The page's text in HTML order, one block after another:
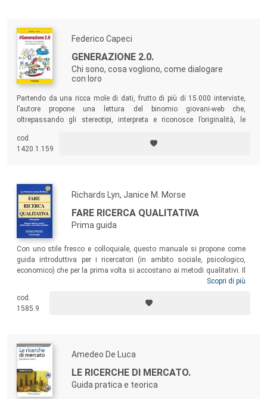
Federico Capeci
GENERAZIONE 2.0.
Chi sono, cosa vogliono, come dialogare
con loro
Partendo da una ricca mole di dati, frutto di più di 15.000 interviste,
l’autore propone una lettura del binomio giovani-web che,
oltrepassando gli stereotipi, interpreta e riconosce l’originalità, le
generazione che si è costruita la sua identità nel mondo digitale, anzi
nelpartecipativo
cod.
1420.1.159
Richards Lyn, Janice M. Morse
FARE RICERCA QUALITATIVA
Prima guida
Con uno stile fresco e colloquiale, questo manuale si propone come
guida introduttiva per i ricercatori (in ambito sociale, psicologico,
economico) che per la prima volta si accostano ai metodi qualitativi. Il
testo affianca alle indicazioni pratiche per superare le sfide insite nelle
comunicazione dei risultati, una ricca bibliografia di approfondimento
sugli assunti teorici e metodologici di base della ricerca qualitativa.
Scopri di più
cod.
1585.9
Amedeo De Luca
LE RICERCHE DI MERCATO.
Guida pratica e teorica